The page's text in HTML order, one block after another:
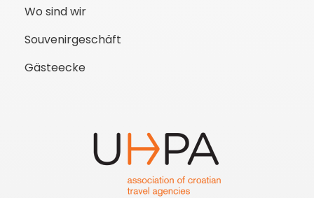
Wo sind wir
Souvenirgeschäft
Gästeecke